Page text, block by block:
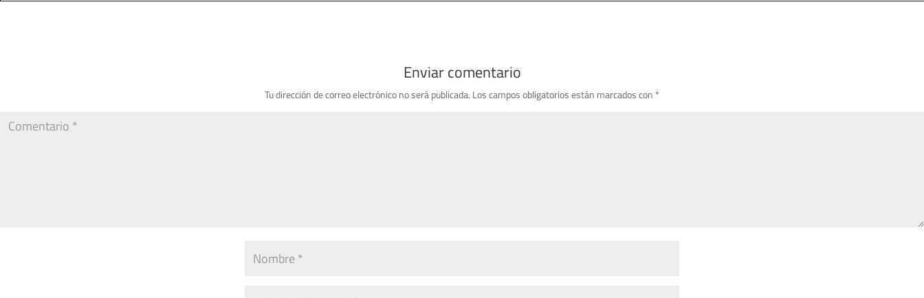
Enviar comentario
Tu dirección de correo electrónico no será publicada. Los campos obligatorios están marcados con *